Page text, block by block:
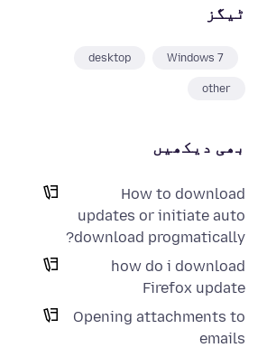
ٹیگز
Windows 7
desktop
other
بھی دیکھیں
How to download
updates or initiate auto
download progmatically?
how do i download
Firefox update
Opening attachments to
emails